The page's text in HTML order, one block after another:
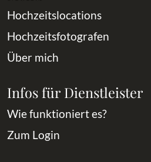
Hochzeitslocations
Hochzeitsfotografen
Über mich
Infos für Dienstleister
Wie funktioniert es?
Zum Login